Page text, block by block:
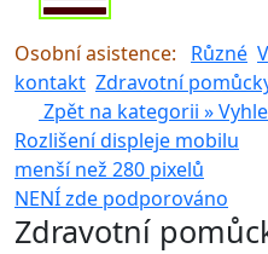
Osobní asistence: Různé
kontakt Zdravotní
Zpět na kategorii »
Rozlišení displeje mobilu
menší než 280 pixelů
NENÍ zde podporováno
Zdravotní